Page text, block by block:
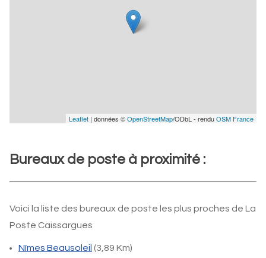
Leaflet | données ©OpenStreetMap/ODbL - renduOSM France
Bureaux de poste à proximité :
Voici la liste des bureaux de poste les plus proches de La
Poste Caissargues
Nîmes Beausoleil (3,89 Km)